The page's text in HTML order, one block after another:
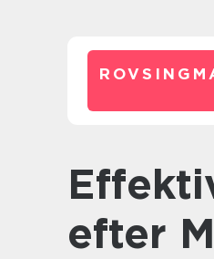
Effektiv alkoholbehandling
efter